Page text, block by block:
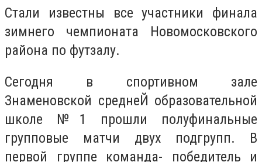
Стали известны все участники финала
зимнего чемпионата Новомосковского
района по футзалу.
Сегодня в спортивном зале
Знаменовской среднеЙ образовательной
школе №1 прошли полуфинальные
групповые матчи двух подгрупп. В
первой группе команда- победитель и